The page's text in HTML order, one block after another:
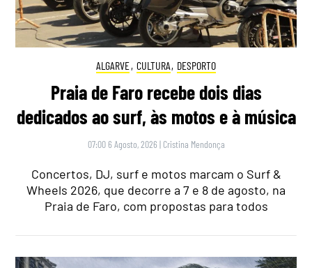
ALGARVE, CULTURA, DESPORTO
Praia de Faro recebe dois dias
dedicados ao surf, às motos e à música
07:00 6 Agosto, 2026 | Cristina Mendonça
Concertos, DJ, surf e motos marcam o Surf &
Wheels 2026, que decorre a 7 e 8 de agosto, na
Praia de Faro, com propostas para todos